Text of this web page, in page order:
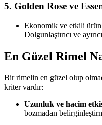
5. Golden Rose ve
Ekonomik ve etkili
Dolgunlaştırıcı ve
En Güzel Rimel
Bir rimelin en güzel olup
kriter vardır:
Uzunluk ve hacim
bozmadan